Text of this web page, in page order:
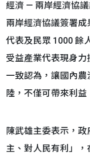
經濟 — 兩岸經濟協
兩岸經濟協議簽署
代表及民眾 1000 餘
受益產業代表現身力
一致認為，讓國內
陸，不僅可帶來利益
陳武雄主委表示，政
主、對人民有利」